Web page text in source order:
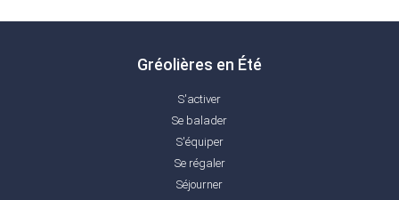
Gréolières en Été
S'activer
Se balader
S'équiper
Se régaler
Séjourner